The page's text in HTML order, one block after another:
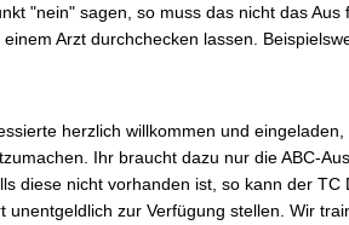
"nein" sagen, so muss das nicht das
Arzt durchchecken lassen.
herzlich willkommen und
Ihr braucht dazu nur die ABC-
diese nicht vorhanden ist, so kann der TC
unentgeldlich zur Verfügung stellen. Wir